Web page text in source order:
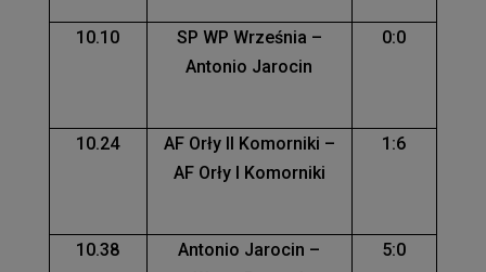
10.10
SP WP Września –
Antonio Jarocin
0:0
10.24
AF Orły II Komorniki –
AF Orły I Komorniki
1:6
10.38
Antonio Jarocin –
5:0